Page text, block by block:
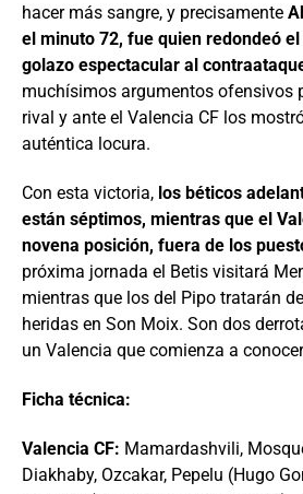
hacer más sangre, y precisamente
el minuto 72, fue quien redondeó
golazo espectacular al
muchísimos argumentos ofensivos
rival y ante el Valencia CF los
auténtica locura.
Con esta victoria, los béticos
están séptimos, mientras que el
novena posición, fuera de los
próxima jornada el Betis visitará
mientras que los del Pipo tratarán
heridas en Son Moix. Son dos
un Valencia que comienza a
Ficha técnica:
Valencia CF: Mamardashvili,
Diakhaby, Ozcakar, Pepelu (Hugo